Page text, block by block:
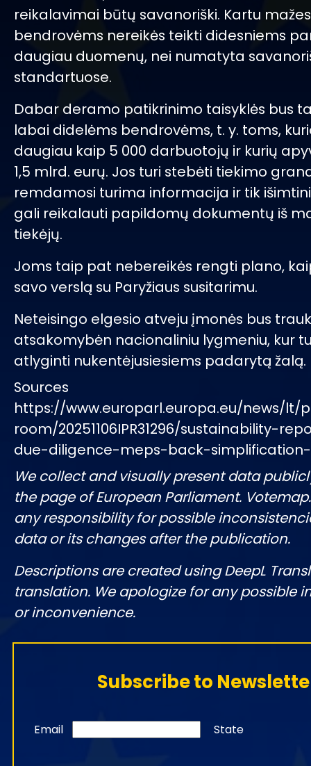
reikalavimai būtų savanoriški. Kartu
bendrovėms nereikės teikti didesniems
daugiau duomenų, nei numatyta
standartuose.
Dabar deramo patikrinimo taisyklės bus
labai didelėms bendrovėms, t. y. toms,
daugiau kaip 5 000 darbuotojų ir kurių
1,5 mlrd. eurų. Jos turi stebėti tiekimo
remdamosi turima informacija ir tik
gali reikalauti papildomų dokumentų iš
tiekėjų.
Joms taip pat nebereikės rengti plano,
savo verslą su Paryžiaus susitarimu.
Neteisingo elgesio atveju įmonės bus
atsakomybėn nacionaliniu lygmeniu, kur
atlyginti nukentėjusiesiems padarytą žalą.
Sources
https://www.europarl.europa.eu/news/lt/
room/20251106IPR31296/sustainability-
due-diligence-meps-back-
We collect and visually present data
the page of European Parliament.
any responsibility for possible
data or its changes after the publication.
Descriptions are created using DeepL
translation. We apologize for any possible
or inconvenience.
Subscribe to
Email State